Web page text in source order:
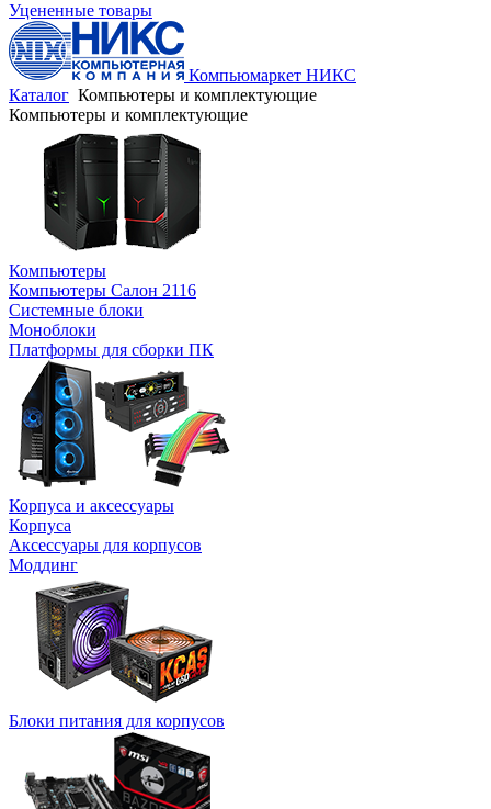
Уцененные товары
Компьюмаркет НИКС
Каталог Компьютеры и комплектующие
Компьютеры и комплектующие
Компьютеры
Компьютеры Салон 2116
Системные блоки
Моноблоки
Платформы для сборки ПК
Корпуса и аксессуары
Корпуса
Аксессуары для корпусов
Моддинг
Блоки питания для корпусов